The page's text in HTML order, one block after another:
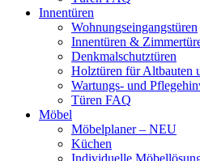
Innentüren
Wohnungseingangstüren
Innentüren &
Denkmalschutztüren
Holztüren für Altbauten
Wartungs- und
Türen FAQ
Möbel
Möbelplaner – NEU
Küchen
Individuelle